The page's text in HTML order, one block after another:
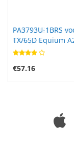
PA3793U-1BRS
TX/65D Equium
€57.16